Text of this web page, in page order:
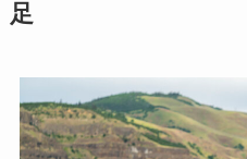
足